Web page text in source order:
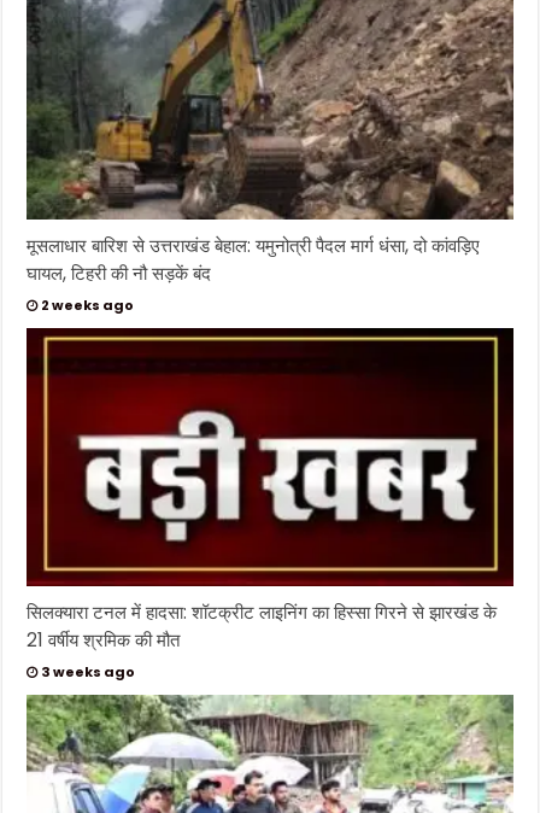
मूसलाधार बारिश से उत्तराखंड बेहाल: यमुनोत्री पैदल मार्ग धंसा, दो कांवड़िए
घायल, टिहरी की नौ सड़कें बंद
2 weeks ago
सिलक्यारा टनल में हादसा: शॉटक्रीट लाइनिंग का हिस्सा गिरने से झारखंड के
21 वर्षीय श्रमिक की मौत
3 weeks ago